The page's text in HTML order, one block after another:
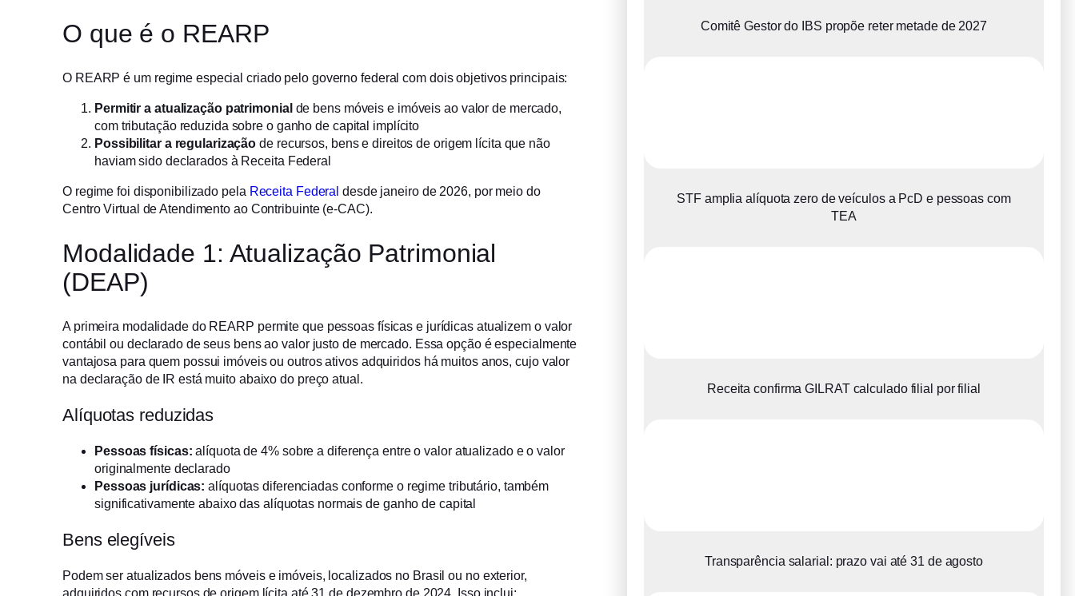
O que é o REARP
O REARP é um regime especial criado pelo governo federal com dois objetivos principais:
Permitir a atualização patrimonial de bens móveis e imóveis ao valor de mercado,
com tributação reduzida sobre o ganho de capital implícito
Possibilitar a regularização de recursos, bens e direitos de origem lícita que não
haviam sido declarados à Receita Federal
O regime foi disponibilizado pela Receita Federal desde janeiro de 2026, por meio do
Centro Virtual de Atendimento ao Contribuinte (e-CAC).
Modalidade 1: Atualização Patrimonial
(DEAP)
A primeira modalidade do REARP permite que pessoas físicas e jurídicas atualizem o valor
contábil ou declarado de seus bens ao valor justo de mercado. Essa opção é especialmente
vantajosa para quem possui imóveis ou outros ativos adquiridos há muitos anos, cujo valor
na declaração de IR está muito abaixo do preço atual.
Alíquotas reduzidas
Pessoas físicas: alíquota de 4% sobre a diferença entre o valor atualizado e o valor
originalmente declarado
Pessoas jurídicas: alíquotas diferenciadas conforme o regime tributário, também
significativamente abaixo das alíquotas normais de ganho de capital
Bens elegíveis
Podem ser atualizados bens móveis e imóveis, localizados no Brasil ou no exterior,
adquiridos com recursos de origem lícita até 31 de dezembro de 2024. Isso inclui:
Comitê Gestor do IBS propõe reter metade de 2027
STF amplia alíquota zero de veículos a PcD e pessoas com
TEA
Receita confirma GILRAT calculado filial por filial
Transparência salarial: prazo vai até 31 de agosto